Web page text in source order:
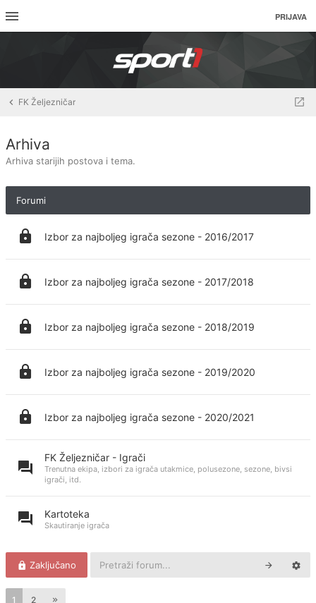
PRIJAVA
FK Željezničar
Arhiva
Arhiva starijih postova i tema.
Forumi
Izbor za najboljeg igrača sezone - 2016/2017
Izbor za najboljeg igrača sezone - 2017/2018
Izbor za najboljeg igrača sezone - 2018/2019
Izbor za najboljeg igrača sezone - 2019/2020
Izbor za najboljeg igrača sezone - 2020/2021
FK Željezničar - Igrači
Trenutna ekipa, izbori za igrača utakmice, polusezone, sezone, bivsi
igrači, itd.
Kartoteka
Skautiranje igrača
Zaključano
1 2